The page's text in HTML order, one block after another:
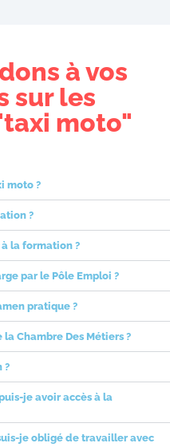
à vos
sur les
moto"
moto ?
?
la formation ?
par le Pôle Emploi ?
pratique ?
Chambre Des Métiers ?
?
je avoir accès à la
je obligé de travailler avec